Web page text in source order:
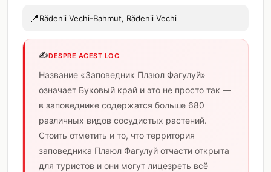
📍Rădenii Vechi-Bahmut, Rădenii Vechi
✍️DESPRE ACEST LOC
Название «Заповедник Плаюл Фагулуй»
означает Буковый край и это не просто так —
в заповеднике содержатся больше 680
различных видов сосудистых растений.
Стоить отметить и то, что территория
заповедника Плаюл Фагулуй отчасти открыта
для туристов и они могут лицезреть всё